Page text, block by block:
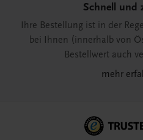
Schnell und
Ihre Bestellung ist in der
bei Ihnen (innerhalb von
Bestellwert auch
mehr